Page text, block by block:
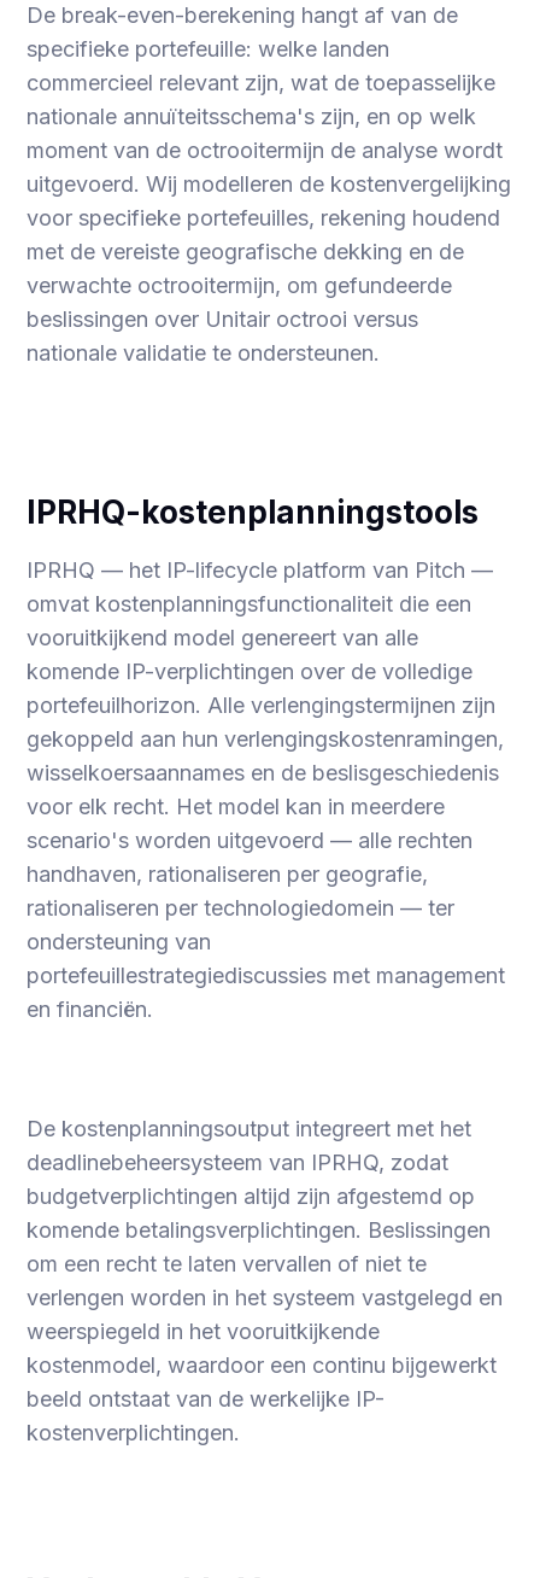
De break-even-berekening hangt af van de
specifieke portefeuille: welke landen
commercieel relevant zijn, wat de toepasselijke
nationale annuïteitsschema's zijn, en op welk
moment van de octrooitermijn de analyse wordt
uitgevoerd. Wij modelleren de kostenvergelijking
voor specifieke portefeuilles, rekening houdend
met de vereiste geografische dekking en de
verwachte octrooitermijn, om gefundeerde
beslissingen over Unitair octrooi versus
nationale validatie te ondersteunen.
IPRHQ-kostenplanningstools
IPRHQ — het IP-lifecycle platform van Pitch —
omvat kostenplanningsfunctionaliteit die een
vooruitkijkend model genereert van alle
komende IP-verplichtingen over de volledige
portefeuilhorizon. Alle verlengingstermijnen zijn
gekoppeld aan hun verlengingskostenramingen,
wisselkoersaannames en de beslisgeschiedenis
voor elk recht. Het model kan in meerdere
scenario's worden uitgevoerd — alle rechten
handhaven, rationaliseren per geografie,
rationaliseren per technologiedomein — ter
ondersteuning van
portefeuillestrategiediscussies met management
en financiën.
De kostenplanningsoutput integreert met het
deadlinebeheersysteem van IPRHQ, zodat
budgetverplichtingen altijd zijn afgestemd op
komende betalingsverplichtingen. Beslissingen
om een recht te laten vervallen of niet te
verlengen worden in het systeem vastgelegd en
weerspiegeld in het vooruitkijkende
kostenmodel, waardoor een continu bijgewerkt
beeld ontstaat van de werkelijke IP-
kostenverplichtingen.